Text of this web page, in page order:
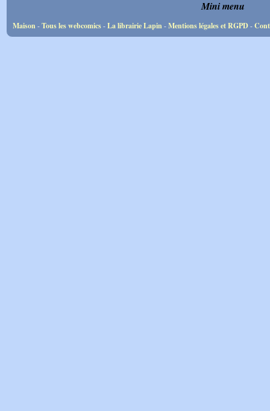
Mini menu
Maison-Tous les webcomics-La librairie Lapin-Mentions légales et RGPD-